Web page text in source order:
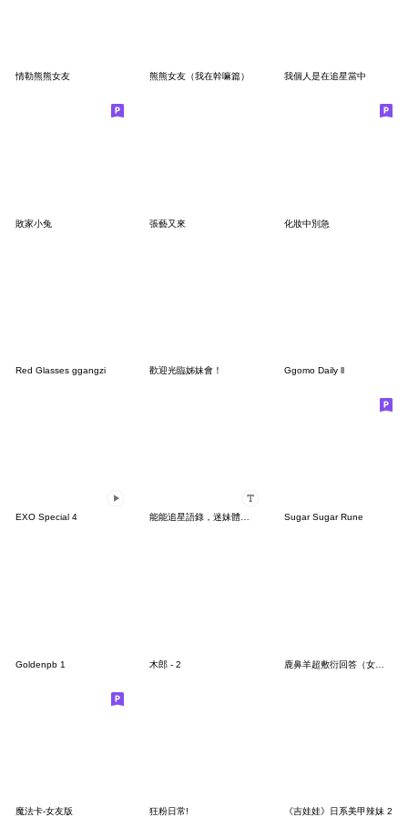
情勒熊熊女友 熊熊女友（我在幹嘛篇） 我個人是在追星當中
敗家小兔 張藝又來 化妝中別急
Red Glasses ggangzi 歡迎光臨姊妹會！ Ggomo Daily ll
EXO Special 4 能能追星語錄，迷妹體質2.0：嫁人要嫁本命 Sugar Sugar Rune
Goldenpb 1 木郎 - 2 鹿鼻羊超敷衍回答（女生篇）
魔法卡-女友版 狂粉日常! 《吉娃娃》日系美甲辣妹 2